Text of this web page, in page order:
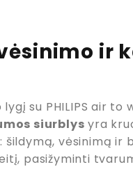
ir
su PHILIPS air to
siurblys yra
vėsinimą ir
pasižyminti